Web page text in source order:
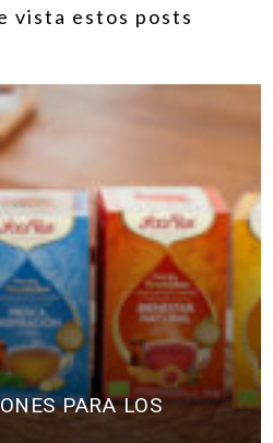
vista estos posts
PARA LOS